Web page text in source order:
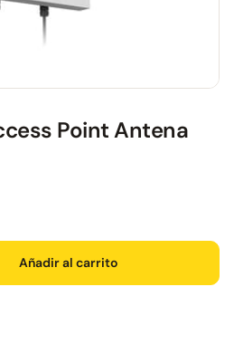
Point Antena
Añadir al carrito